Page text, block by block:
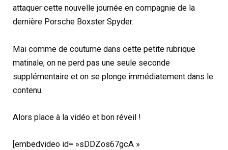
attaquer cette nouvelle journée en compagnie de la
dernière Porsche Boxster Spyder.
Mai comme de coutume dans cette petite rubrique
matinale, on ne perd pas une seule seconde
supplémentaire et on se plonge immédiatement dans le
contenu.
Alors place à la vidéo et bon réveil !
[embedvideo id= »sDDZos67gcA »